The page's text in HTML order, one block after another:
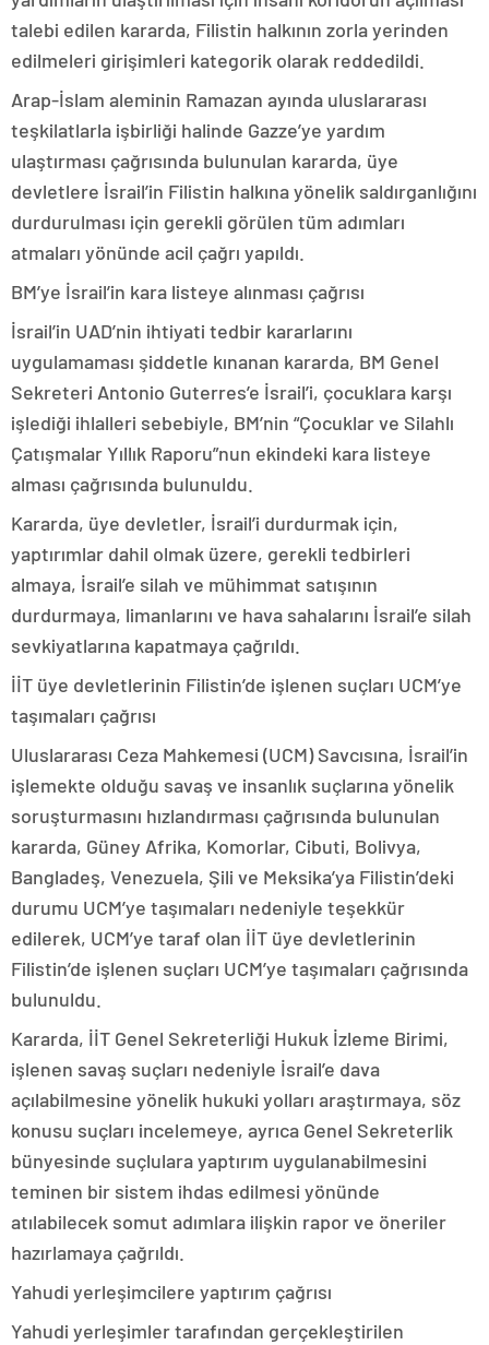
talebi edilen kararda, Filistin halkının zorla yerinden
edilmeleri girişimleri kategorik olarak reddedildi.
Arap-İslam aleminin Ramazan ayında uluslararası
teşkilatlarla işbirliği halinde Gazze’ye yardım
ulaştırması çağrısında bulunulan kararda, üye
devletlere İsrail’in Filistin halkına yönelik saldırganlığını
durdurulması için gerekli görülen tüm adımları
atmaları yönünde acil çağrı yapıldı.
BM’ye İsrail’in kara listeye alınması çağrısı
İsrail’in UAD’nin ihtiyati tedbir kararlarını
uygulamaması şiddetle kınanan kararda, BM Genel
Sekreteri Antonio Guterres’e İsrail’i, çocuklara karşı
işlediği ihlalleri sebebiyle, BM’nin “Çocuklar ve Silahlı
Çatışmalar Yıllık Raporu”nun ekindeki kara listeye
alması çağrısında bulunuldu.
Kararda, üye devletler, İsrail’i durdurmak için,
yaptırımlar dahil olmak üzere, gerekli tedbirleri
almaya, İsrail’e silah ve mühimmat satışının
durdurmaya, limanlarını ve hava sahalarını İsrail’e silah
sevkiyatlarına kapatmaya çağrıldı.
İİT üye devletlerinin Filistin’de işlenen suçları UCM’ye
taşımaları çağrısı
Uluslararası Ceza Mahkemesi (UCM) Savcısına, İsrail’in
işlemekte olduğu savaş ve insanlık suçlarına yönelik
soruşturmasını hızlandırması çağrısında bulunulan
kararda, Güney Afrika, Komorlar, Cibuti, Bolivya,
Bangladeş, Venezuela, Şili ve Meksika’ya Filistin’deki
durumu UCM’ye taşımaları nedeniyle teşekkür
edilerek, UCM’ye taraf olan İİT üye devletlerinin
Filistin’de işlenen suçları UCM’ye taşımaları çağrısında
bulunuldu.
Kararda, İİT Genel Sekreterliği Hukuk İzleme Birimi,
işlenen savaş suçları nedeniyle İsrail’e dava
açılabilmesine yönelik hukuki yolları araştırmaya, söz
konusu suçları incelemeye, ayrıca Genel Sekreterlik
bünyesinde suçlulara yaptırım uygulanabilmesini
teminen bir sistem ihdas edilmesi yönünde
atılabilecek somut adımlara ilişkin rapor ve öneriler
hazırlamaya çağrıldı.
Yahudi yerleşimcilere yaptırım çağrısı
Yahudi yerleşimler tarafından gerçekleştirilen